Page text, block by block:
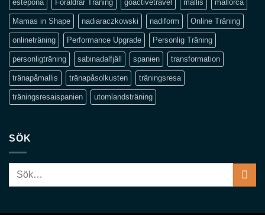
estepona Föräldrar Träning goactivetravel mallis mallorca
Mamas in Shape nadiaraczkowski nadiform Online Träning
onlineträning Performance Upgrade Personlig Träning
personligträning sabinadalfjäll spanien transformation
tränapåmallis tränapåsolkusten träningsresa
träningsresaispanien utomlandsträning
SÖK
Sök